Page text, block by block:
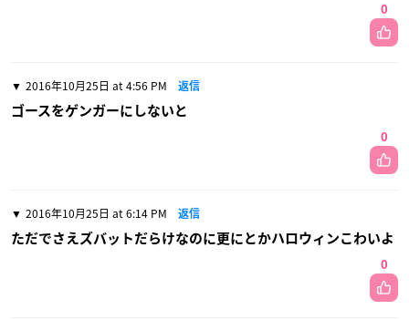
0
2016年10月25日 at 4:56 PM 返信
ゴースをゲンガーにしないと
0
2016年10月25日 at 6:14 PM 返信
ただでさえズバットだらけなのに更にとかハロウィンこわいよ
0